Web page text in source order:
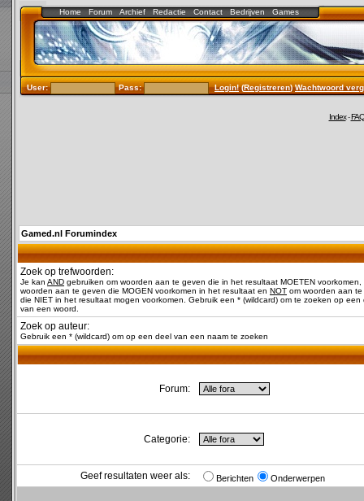
Home Forum Archief Redactie Contact Bedrijven Games
User: Pass: Login!(Registreren)Wachtwoord
Index-FAQ
Gamed.nl Forumindex
Zoek op trefwoorden:
Je kan AND gebruiken om woorden aan te geven die in het resultaat MOETEN voorkomen,
woorden aan te geven die MOGEN voorkomen in het resultaat en NOT om woorden aan
die NIET in het resultaat mogen voorkomen. Gebruik een * (wildcard) om te zoeken op een
van een woord.
Zoek op auteur:
Gebruik een * (wildcard) om op een deel van een naam te zoeken
Forum:
Categorie:
Geef resultaten weer als: Berichten Onderwerpen